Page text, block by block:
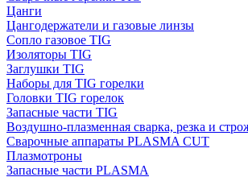
Цанги
Цангодержатели и газовые линзы
Сопло газовое TIG
Изоляторы TIG
Заглушки TIG
Наборы для TIG горелки
Головки TIG горелок
Запасные части TIG
Воздушно-плазменная сварка, резка и
Сварочные аппараты PLASMA CUT
Плазмотроны
Запасные части PLASMA